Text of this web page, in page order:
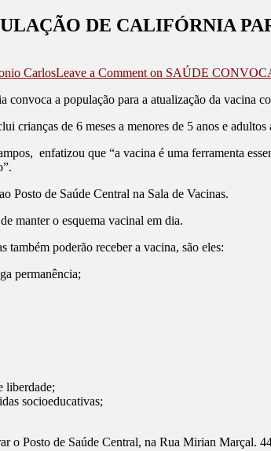
DE CALIFÓRNIA
CarlosLeave a Comment on SAÚDE
convoca a população para a atualização da vacina
crianças de 6 meses a menores de 5 anos e
enfatizou que “a vacina é uma ferramenta
Posto de Saúde Central na Sala de Vacinas.
manter o esquema vacinal em dia.
poderão receber a vacina, são eles:
permanência;
liberdade;
socioeducativas;
o Posto de Saúde Central, na Rua Mirian Marçal.